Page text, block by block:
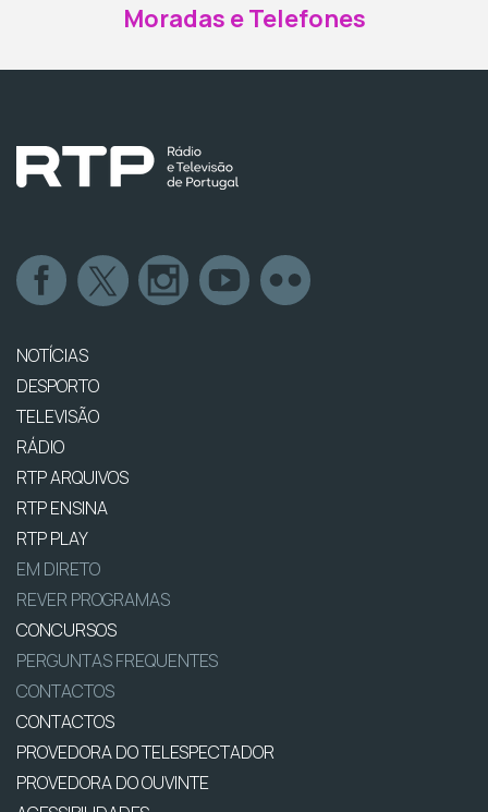
Moradas e Telefones
NOTÍCIAS
DESPORTO
TELEVISÃO
RÁDIO
RTP ARQUIVOS
RTP ENSINA
RTP PLAY
EM DIRETO
REVER PROGRAMAS
CONCURSOS
PERGUNTAS FREQUENTES
CONTACTOS
CONTACTOS
PROVEDORA DO TELESPECTADOR
PROVEDORA DO OUVINTE